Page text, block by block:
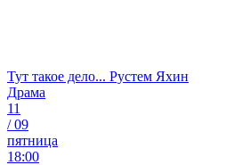
Тут такое дело... Рустем Яхин
Драма
11
/09
пятница
18:00